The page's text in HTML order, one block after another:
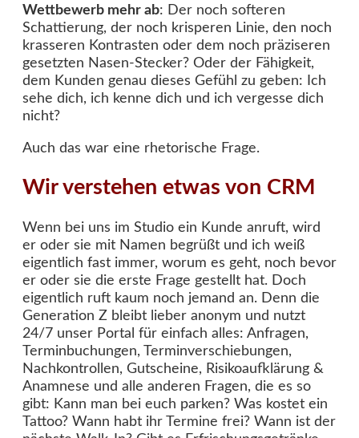
Wettbewerb mehr ab: Der noch softeren
Schattierung, der noch krisperen Linie, den noch
krasseren Kontrasten oder dem noch präziseren
gesetzten Nasen-Stecker? Oder der Fähigkeit,
dem Kunden genau dieses Gefühl zu geben: Ich
sehe dich, ich kenne dich und ich vergesse dich
nicht?
Auch das war eine rhetorische Frage.
Wir verstehen etwas von CRM
Wenn bei uns im Studio ein Kunde anruft, wird
er oder sie mit Namen begrüßt und ich weiß
eigentlich fast immer, worum es geht, noch bevor
er oder sie die erste Frage gestellt hat. Doch
eigentlich ruft kaum noch jemand an. Denn die
Generation Z bleibt lieber anonym und nutzt
24/7 unser Portal für einfach alles: Anfragen,
Terminbuchungen, Terminverschiebungen,
Nachkontrollen, Gutscheine, Risikoaufklärung &
Anamnese und alle anderen Fragen, die es so
gibt: Kann man bei euch parken? Was kostet ein
Tattoo? Wann habt ihr Termine frei? Wann ist der